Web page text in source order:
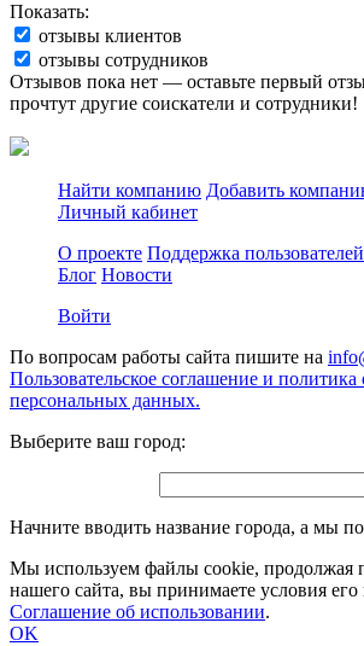
Показать:
отзывы клиентов
отзывы сотрудников
Отзывов пока нет — оставьте первый
прочтут другие соискатели и сотрудники!
Найти компанию Добавить
Личный кабинет
О проекте Поддержка пользователей
Блог Новости
Войти
По вопросам работы сайта пишите на
Пользовательское соглашение и политика
персональных данных.
Выберите ваш город:
Начните вводить название города, а мы
Мы используем файлы cookie, продолжая
нашего сайта, вы принимаете условия его
Соглашение об использовании.
OK